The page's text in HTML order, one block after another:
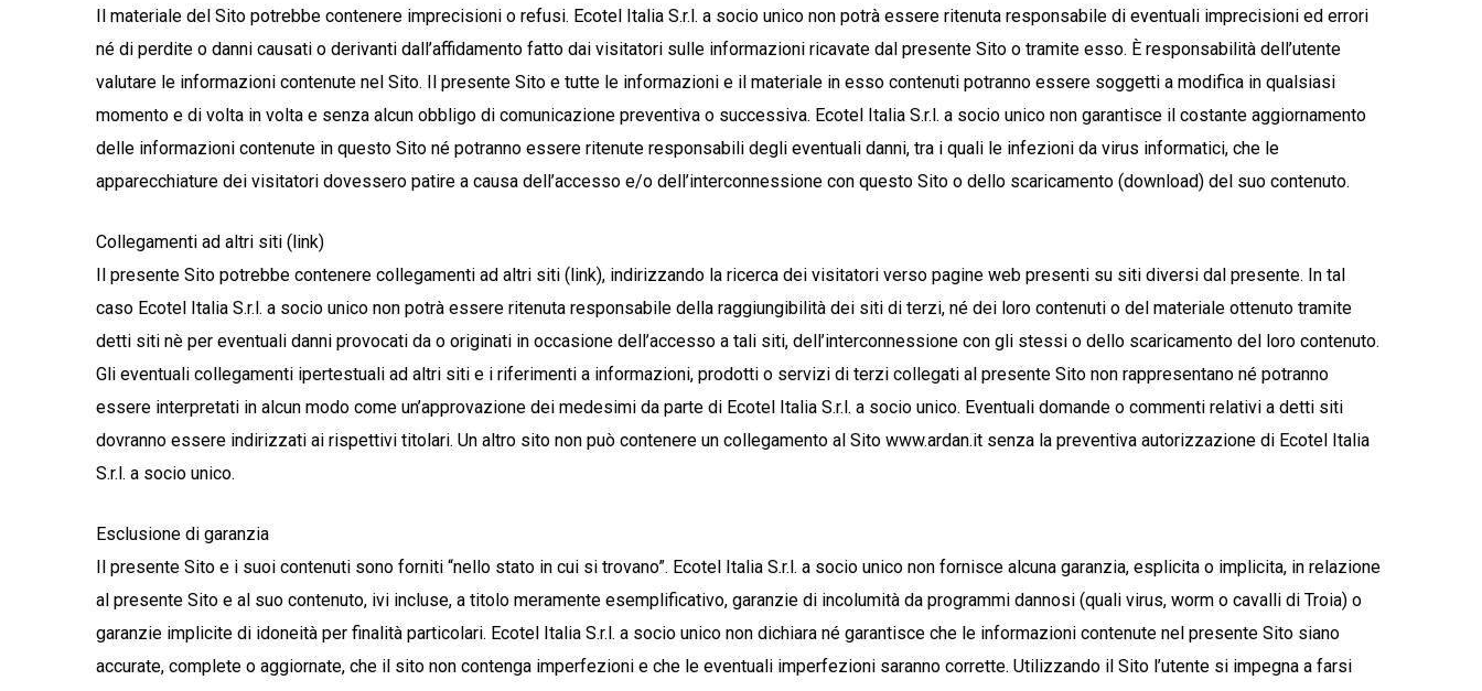
Il materiale del Sito potrebbe contenere imprecisioni o refusi. Ecotel Italia S.r.l. a socio unico non potrà essere ritenuta responsabile di eventuali imprecisioni ed errori
né di perdite o danni causati o derivanti dall’affidamento fatto dai visitatori sulle informazioni ricavate dal presente Sito o tramite esso. È responsabilità dell’utente
valutare le informazioni contenute nel Sito. Il presente Sito e tutte le informazioni e il materiale in esso contenuti potranno essere soggetti a modifica in qualsiasi
momento e di volta in volta e senza alcun obbligo di comunicazione preventiva o successiva. Ecotel Italia S.r.l. a socio unico non garantisce il costante aggiornamento
delle informazioni contenute in questo Sito né potranno essere ritenute responsabili degli eventuali danni, tra i quali le infezioni da virus informatici, che le
apparecchiature dei visitatori dovessero patire a causa dell’accesso e/o dell’interconnessione con questo Sito o dello scaricamento (download) del suo contenuto.
Collegamenti ad altri siti (link)
Il presente Sito potrebbe contenere collegamenti ad altri siti (link), indirizzando la ricerca dei visitatori verso pagine web presenti su siti diversi dal presente. In tal
caso Ecotel Italia S.r.l. a socio unico non potrà essere ritenuta responsabile della raggiungibilità dei siti di terzi, né dei loro contenuti o del materiale ottenuto tramite
detti siti nè per eventuali danni provocati da o originati in occasione dell’accesso a tali siti, dell’interconnessione con gli stessi o dello scaricamento del loro contenuto.
Gli eventuali collegamenti ipertestuali ad altri siti e i riferimenti a informazioni, prodotti o servizi di terzi collegati al presente Sito non rappresentano né potranno
essere interpretati in alcun modo come un’approvazione dei medesimi da parte di Ecotel Italia S.r.l. a socio unico. Eventuali domande o commenti relativi a detti siti
dovranno essere indirizzati ai rispettivi titolari. Un altro sito non può contenere un collegamento al Sito www.ardan.it senza la preventiva autorizzazione di Ecotel Italia
S.r.l. a socio unico.
Esclusione di garanzia
Il presente Sito e i suoi contenuti sono forniti “nello stato in cui si trovano”. Ecotel Italia S.r.l. a socio unico non fornisce alcuna garanzia, esplicita o implicita, in relazione
al presente Sito e al suo contenuto, ivi incluse, a titolo meramente esemplificativo, garanzie di incolumità da programmi dannosi (quali virus, worm o cavalli di Troia) o
garanzie implicite di idoneità per finalità particolari. Ecotel Italia S.r.l. a socio unico non dichiara né garantisce che le informazioni contenute nel presente Sito siano
accurate, complete o aggiornate, che il sito non contenga imperfezioni e che le eventuali imperfezioni saranno corrette. Utilizzando il Sito l’utente si impegna a farsi